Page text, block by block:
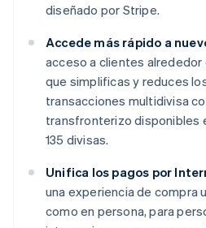
diseñado por Stripe.
Accede más rápido a
acceso a clientes alrededor
que simplificas y reduces
transacciones multidivisa
transfronterizo disponibles
135 divisas.
Unifica los pagos por
una experiencia de compra
como en persona, para